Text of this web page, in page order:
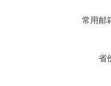
常用邮
省